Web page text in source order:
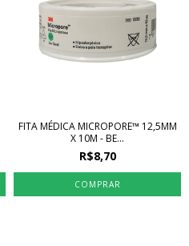
FITA MÉDICA MICROPORE™ 12,5MM
X 10M - BE...
R$8,70